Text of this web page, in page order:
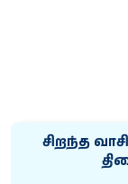
சிறந்த